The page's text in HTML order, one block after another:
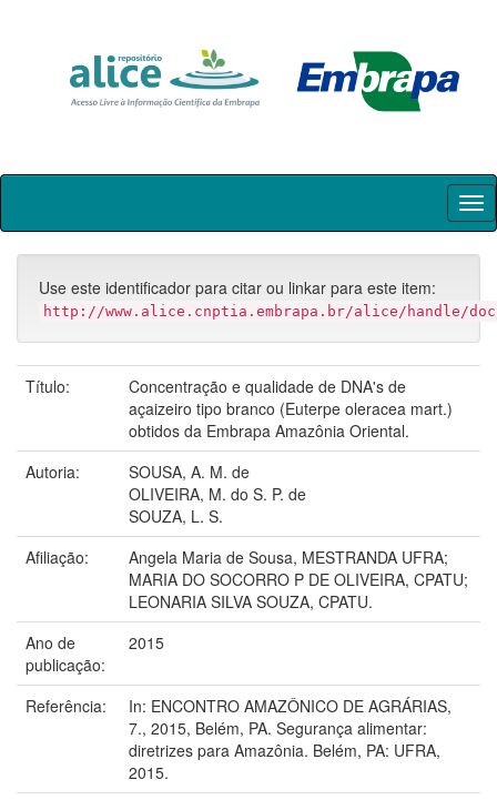
Skip
Use este identificador para citar ou linkar para este item:
http://www.alice.cnptia.embrapa.br/alice/handle/doc/
Título:
Concentração e qualidade de DNA's de
açaizeiro tipo branco (Euterpe oleracea mart.)
obtidos da Embrapa Amazônia Oriental.
Autoria:
SOUSA, A. M. de
OLIVEIRA, M. do S. P. de
SOUZA, L. S.
Afiliação:
Angela Maria de Sousa, MESTRANDA UFRA;
MARIA DO SOCORRO P DE OLIVEIRA, CPATU;
LEONARIA SILVA SOUZA, CPATU.
Ano de
publicação:
2015
Referência:
In: ENCONTRO AMAZÔNICO DE AGRÁRIAS,
7., 2015, Belém, PA. Segurança alimentar:
diretrizes para Amazônia. Belém, PA: UFRA,
2015.